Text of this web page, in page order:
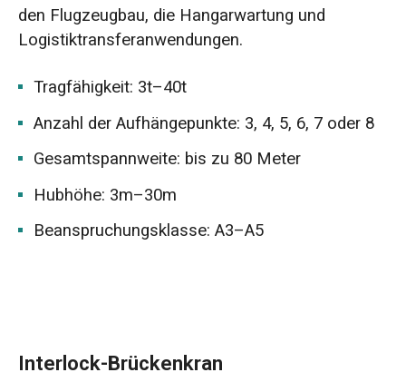
den Flugzeugbau, die Hangarwartung und
Logistiktransferanwendungen.
Tragfähigkeit: 3t–40t
Anzahl der Aufhängepunkte: 3, 4, 5, 6, 7 oder 8
Gesamtspannweite: bis zu 80 Meter
Hubhöhe: 3m–30m
Beanspruchungsklasse: A3–A5
Interlock-Brückenkran